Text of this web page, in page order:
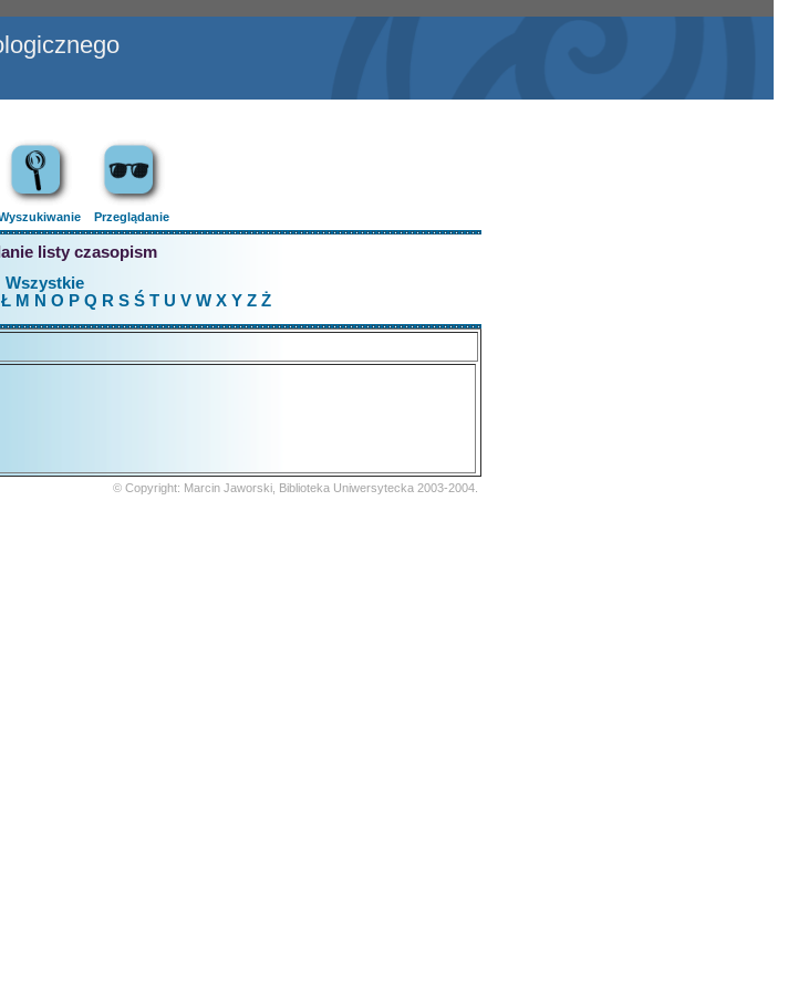
Przeglądanie
listy czasopism
Wszystkie
Ł M N O P Q R S Ś T U V W X Y Z Ż
© Copyright: Marcin Jaworski, Biblioteka Uniwersytecka 2003-2004.